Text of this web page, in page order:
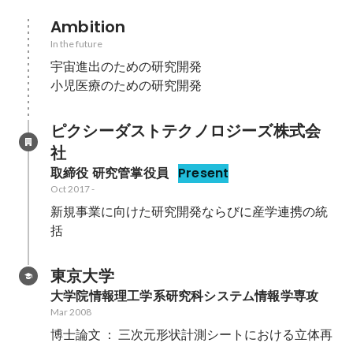
Ambition
In the future
宇宙進出のための研究開発
小児医療のための研究開発
ピクシーダストテクノロジーズ株式会
社
取締役 研究管掌役員 Present
Oct 2017-
新規事業に向けた研究開発ならびに産学連携の統
括
東京大学
大学院情報理工学系研究科システム情報学専攻
Mar 2008
博士論文 ： 三次元形状計測シートにおける立体再